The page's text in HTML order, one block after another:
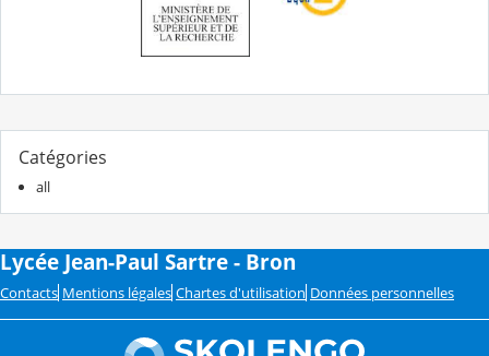
Catégories
all
Lycée Jean-Paul Sartre - Bron
Contacts Mentions légales Chartes d'utilisation Données personnelles